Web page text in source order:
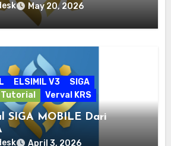
May 20, 2026
ELSIMIL V3
SIGA
Tutorial Verval KRS
SIGA MOBILE Dari
April 3, 2026